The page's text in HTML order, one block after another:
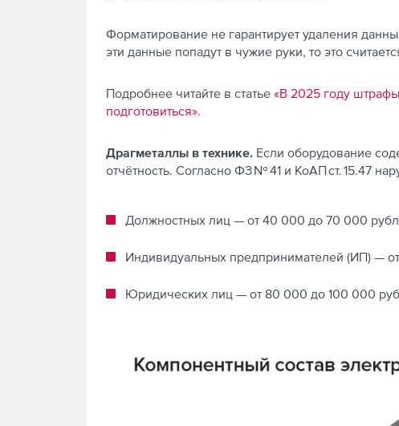
Форматирование не гарантирует удаления
эти данные попадут в чужие руки, то это
Подробнее читайте в статье «В 2025 году
подготовиться».
Драгметаллы в технике. Если оборудование
отчётность. Согласно ФЗ № 41 и КоАП ст. 15.47
Должностных лиц — от 40 000 до 70 000
Индивидуальных предпринимателей (ИП) —
Юридических лиц — от 80 000 до 100 000